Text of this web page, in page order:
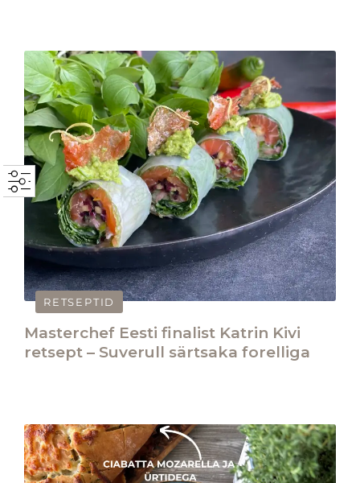
RETSEPTID
Masterchef Eesti finalist Katrin Kivi
retsept – Suverull särtsaka forelliga